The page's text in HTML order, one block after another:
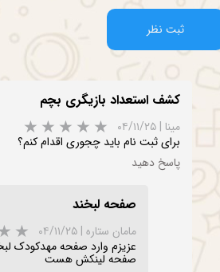
ثبت نظر
کشف استعداد بازیگری بچم
مینا | ۰۴/۱۱/۲۵
برای ثبت نام باید چجوری اقدام کنم؟
پاسخ دهید
صفحه لبخند
مامان ستاره | ۰۴/۱۱/۲۵
عزیزم وارد صفحه مهدکودک
صفحه لینکش هست